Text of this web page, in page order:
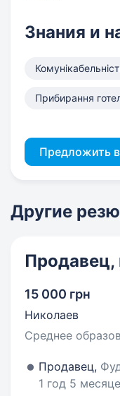
Знания и
Прибирання
Предложить
Другие
Продавец,
15 000 грн
Николаев
Среднее
Продавец,
1 год 5